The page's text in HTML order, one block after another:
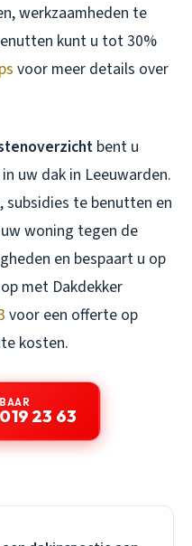
werkzaamheden te
kunt u tot 30%
voor meer details over
bent u
uw dak in Leeuwarden.
te benutten en
woning tegen de
en bespaart u op
met Dakdekker
voor een offerte op
kosten.
23 63